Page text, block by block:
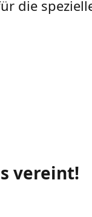
die
vereint!